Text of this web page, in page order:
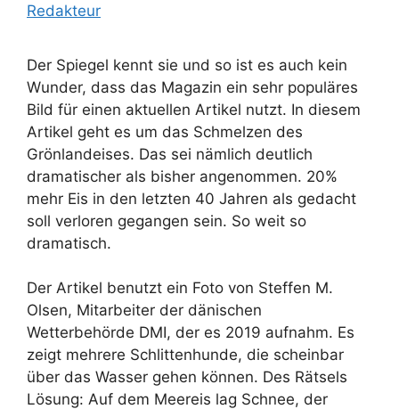
Redakteur
Der Spiegel kennt sie und so ist es auch kein
Wunder, dass das Magazin ein sehr populäres
Bild für einen aktuellen Artikel nutzt. In diesem
Artikel geht es um das Schmelzen des
Grönlandeises. Das sei nämlich deutlich
dramatischer als bisher angenommen. 20%
mehr Eis in den letzten 40 Jahren als gedacht
soll verloren gegangen sein. So weit so
dramatisch.
Der Artikel benutzt ein Foto von Steffen M.
Olsen, Mitarbeiter der dänischen
Wetterbehörde DMI, der es 2019 aufnahm. Es
zeigt mehrere Schlittenhunde, die scheinbar
über das Wasser gehen können. Des Rätsels
Lösung: Auf dem Meereis lag Schnee, der